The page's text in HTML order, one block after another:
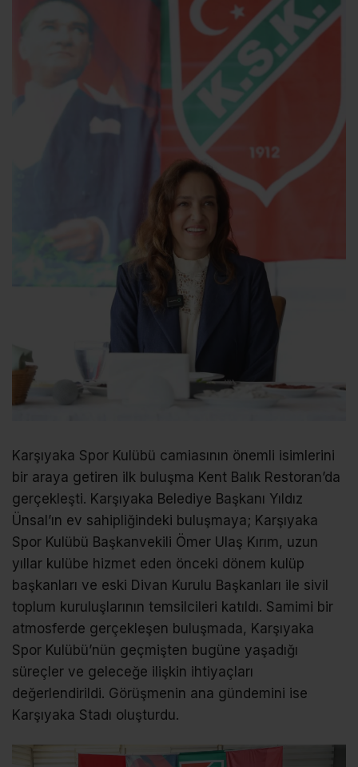
Karşıyaka Spor Kulübü camiasının önemli isimlerini
bir araya getiren ilk buluşma Kent Balık Restoran’da
gerçekleşti. Karşıyaka Belediye Başkanı Yıldız
Ünsal’ın ev sahipliğindeki buluşmaya; Karşıyaka
Spor Kulübü Başkanvekili Ömer Ulaş Kırım, uzun
yıllar kulübe hizmet eden önceki dönem kulüp
başkanları ve eski Divan Kurulu Başkanları ile sivil
toplum kuruluşlarının temsilcileri katıldı. Samimi bir
atmosferde gerçekleşen buluşmada, Karşıyaka
Spor Kulübü’nün geçmişten bugüne yaşadığı
süreçler ve geleceğe ilişkin ihtiyaçları
değerlendirildi. Görüşmenin ana gündemini ise
Karşıyaka Stadı oluşturdu.